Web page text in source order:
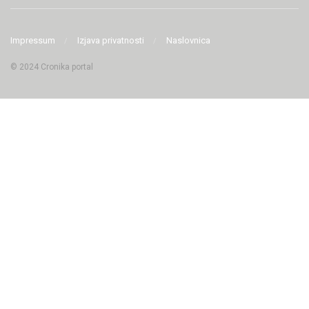
Impressum Izjava privatnosti Naslovnica
© 2024 Cronika portal